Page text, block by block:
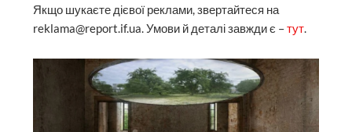
Якщо шукаєте дієвої реклами, звертайтеся на
reklama@report.if.ua. Умови й деталі завжди є –тут.